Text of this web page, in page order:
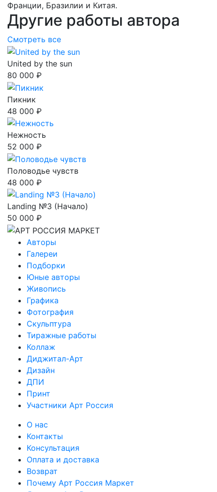
Франции, Бразилии и Китая.
Другие работы автора
Смотреть все
United by the sun
80 000 ₽
Пикник
48 000 ₽
Нежность
52 000 ₽
Половодье чувств
48 000 ₽
Landing №3 (Начало)
50 000 ₽
Авторы
Галереи
Подборки
Юные авторы
Живопись
Графика
Фотография
Скульптура
Тиражные работы
Коллаж
Диджитал-Арт
Дизайн
ДПИ
Принт
Участники Арт Россия
О нас
Контакты
Консультация
Оплата и доставка
Возврат
Почему Арт Россия Маркет